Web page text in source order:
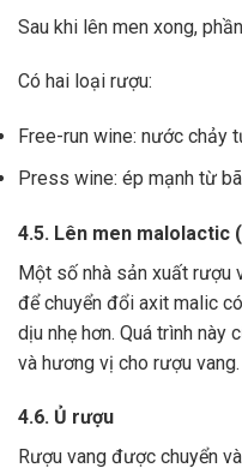
Sau khi lên men xong,
Có hai loại rượu:
Free-run wine: nước chảy
Press wine: ép mạnh từ
4.5. Lên men malolactic
Một số nhà sản xuất rượu
để chuyển đổi axit malic
dịu nhẹ hơn. Quá trình này
và hương vị cho rượu vang.
4.6. Ủ rượu
Rượu vang được chuyển